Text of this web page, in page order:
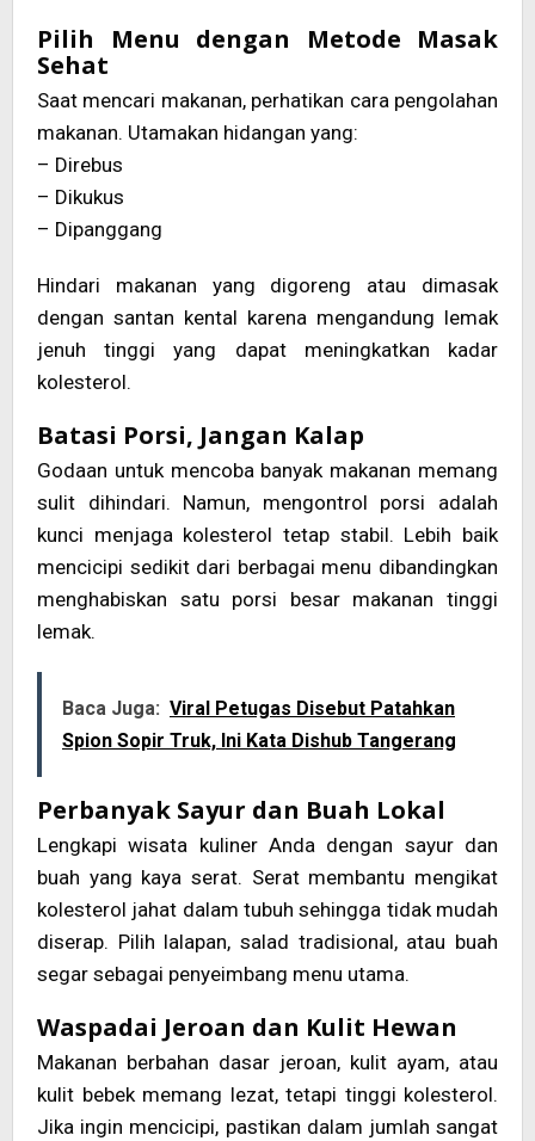
Pilih Menu dengan Metode Masak
Sehat
Saat mencari makanan, perhatikan cara pengolahan
makanan. Utamakan hidangan yang:
– Direbus
– Dikukus
– Dipanggang
Hindari makanan yang digoreng atau dimasak
dengan santan kental karena mengandung lemak
jenuh tinggi yang dapat meningkatkan kadar
kolesterol.
Batasi Porsi, Jangan Kalap
Godaan untuk mencoba banyak makanan memang
sulit dihindari. Namun, mengontrol porsi adalah
kunci menjaga kolesterol tetap stabil. Lebih baik
mencicipi sedikit dari berbagai menu dibandingkan
menghabiskan satu porsi besar makanan tinggi
lemak.
Baca Juga: Viral Petugas Disebut Patahkan
Spion Sopir Truk, Ini Kata Dishub Tangerang
Perbanyak Sayur dan Buah Lokal
Lengkapi wisata kuliner Anda dengan sayur dan
buah yang kaya serat. Serat membantu mengikat
kolesterol jahat dalam tubuh sehingga tidak mudah
diserap. Pilih lalapan, salad tradisional, atau buah
segar sebagai penyeimbang menu utama.
Waspadai Jeroan dan Kulit Hewan
Makanan berbahan dasar jeroan, kulit ayam, atau
kulit bebek memang lezat, tetapi tinggi kolesterol.
Jika ingin mencicipi, pastikan dalam jumlah sangat